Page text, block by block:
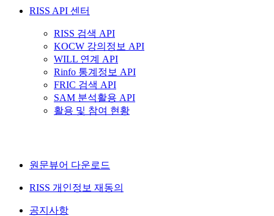
RISS API 센터
RISS 검색 API
KOCW 강의정보 API
WILL 연계 API
Rinfo 통계정보 API
FRIC 검색 API
SAM 분석활용 API
활용 및 참여 현황
원문뷰어 다운로드
RISS 개인정보 재동의
공지사항